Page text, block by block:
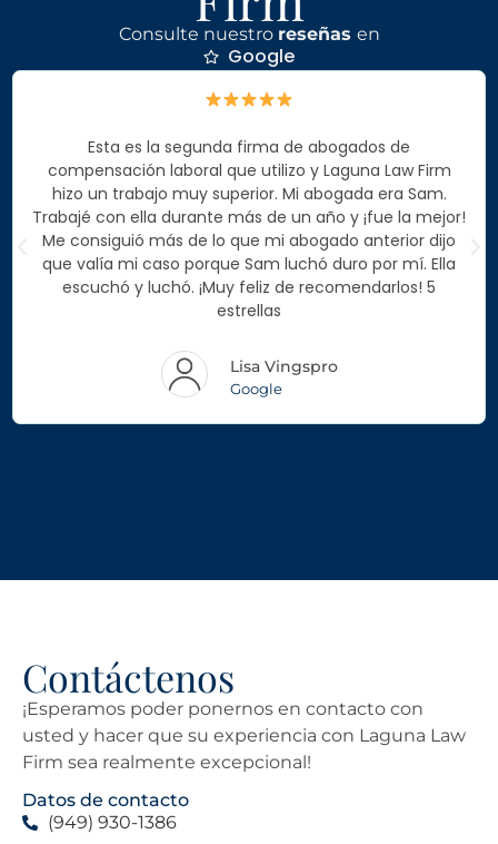
Consulte nuestro reseñas en
Google
Esta es la segunda firma de abogados de
compensación laboral que utilizo y Laguna Law Firm
hizo un trabajo muy superior. Mi abogada era Sam.
Trabajé con ella durante más de un año y ¡fue la mejor!
Me consiguió más de lo que mi abogado anterior dijo
que valía mi caso porque Sam luchó duro por mí. Ella
escuchó y luchó. ¡Muy feliz de recomendarlos! 5
estrellas
Lisa Vingspro
Google
Contáctenos
¡Esperamos poder ponernos en contacto con
usted y hacer que su experiencia con Laguna Law
Firm sea realmente excepcional!
Datos de contacto
(949) 930-1386